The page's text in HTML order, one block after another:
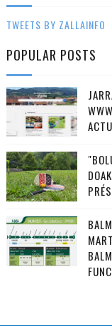
TWEETS BY ZALLAINFO
POPULAR POSTS